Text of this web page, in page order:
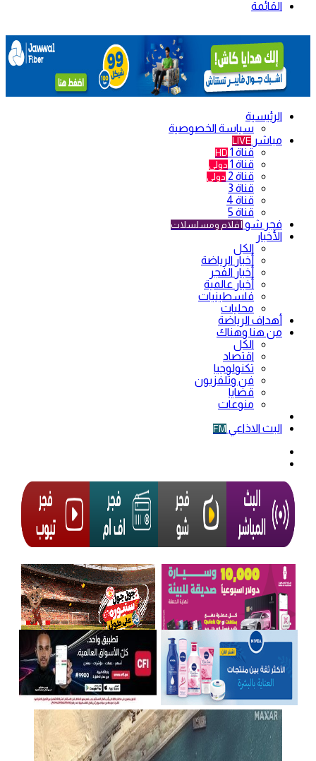
القائمة
الرئيسية
سياسة الخصوصية
مباشر LIVE
قناة 1 HD
قناة 1 دولي
قناة 2 دولي
قناة 3
قناة 4
قناة 5
فجر شو أفلام ومسلسلات
الأخبار
الكل
أخبار الرياضة
أخبار الفجر
أخبار عالمية
فلسطينيات
محليات
أهداف الرياضة
من هنا وهناك
الكل
اقتصاد
تكنولوجيا
فن وتلفزيون
قضايا
منوعات
البث الاذاعي FM